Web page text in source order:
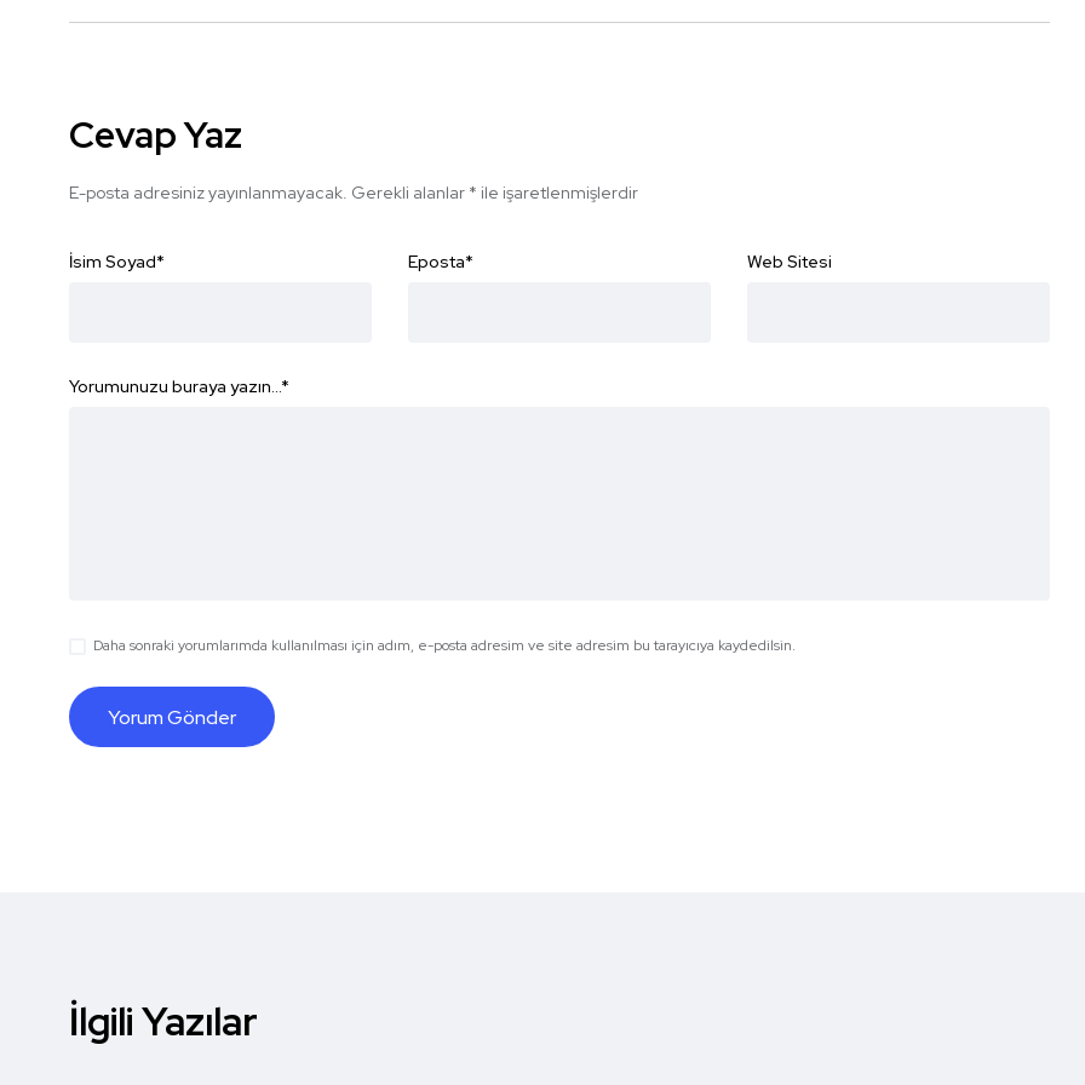
Cevap Yaz
E-posta adresiniz yayınlanmayacak. Gerekli alanlar * ile işaretlenmişlerdir
İsim Soyad* Eposta* Web Sitesi
Yorumunuzu buraya yazın...*
Daha sonraki yorumlarımda kullanılması için adım, e-posta adresim ve site adresim bu tarayıcıya kaydedilsin.
İlgili Yazılar